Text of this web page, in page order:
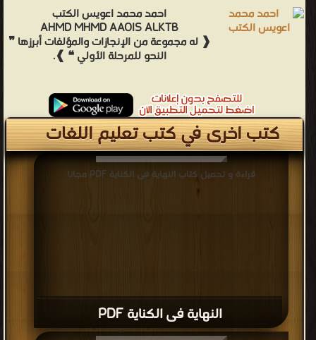
احمد محمد اعويس الكتب
AHMD MHMD AAOIS ALKTB
❰ له مجموعة من الإنجازات والمؤلفات أبرزها ❞
النحو للمرحلة الأولي ❝ ❱.
كتب اخرى في كتب تعليم اللغات
النهاية فى الكناية PDF
قراءة و تحميل كتاب النهاية فى الكناية PDF مجانا